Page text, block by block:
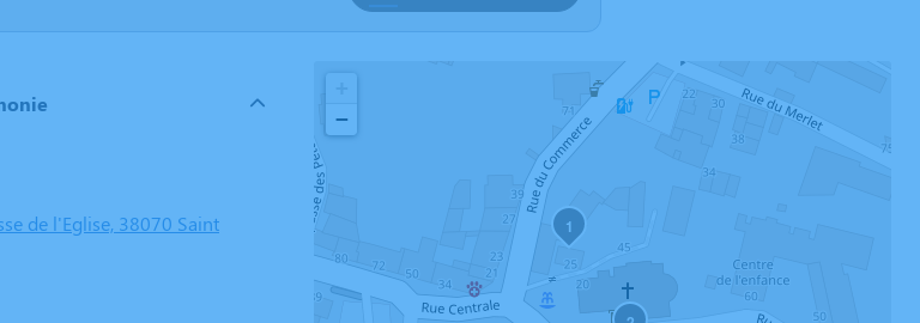
de l'Eglise, 38070 Saint
1
−